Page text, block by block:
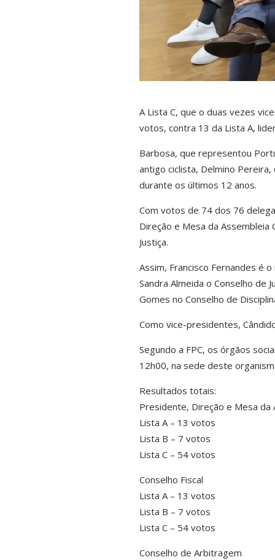
A Lista C, que o duas vezes
votos, contra 13 da Lista A,
Barbosa, que representou
antigo ciclista, Delmino
durante os últimos 12 anos.
Com votos de 74 dos 76
Direção e Mesa da Assembleia
Justiça.
Assim, Francisco Fernandes é
Sandra Almeida o Conselho de
Gomes no Conselho de
Como vice-presidentes,
Segundo a FPC, os órgãos
12h00, na sede deste
Resultados totais:
Presidente, Direção e Mesa da
Lista A – 13 votos
Lista B – 7 votos
Lista C – 54 votos
Conselho Fiscal
Lista A – 13 votos
Lista B – 7 votos
Lista C – 54 votos
Conselho de Arbitragem